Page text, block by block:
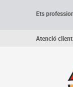
Ets
Atenció